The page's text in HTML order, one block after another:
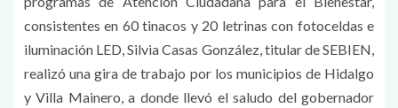
consistentes en 60 tinacos y 20 letrinas con fotoceldas e
iluminación LED, Silvia Casas González, titular de SEBIEN,
realizó una gira de trabajo por los municipios de Hidalgo
y Villa Mainero, a donde llevó el saludo del gobernador